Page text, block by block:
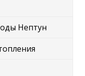
Нептун